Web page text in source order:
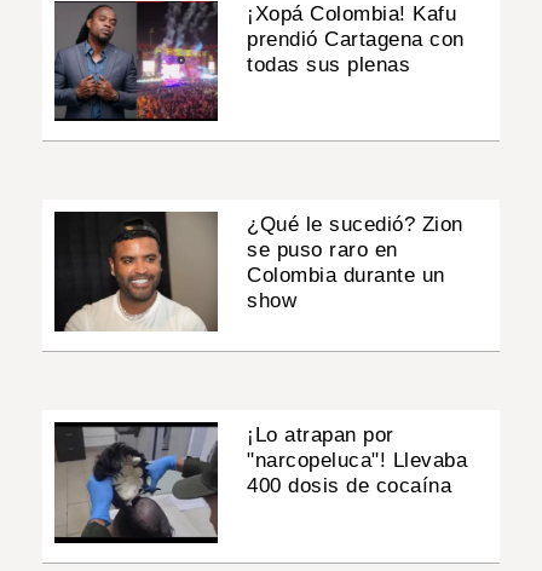
¡Xopá Colombia! Kafu
prendió Cartagena con
todas sus plenas
¿Qué le sucedió? Zion
se puso raro en
Colombia durante un
show
¡Lo atrapan por
"narcopeluca"! Llevaba
400 dosis de cocaína